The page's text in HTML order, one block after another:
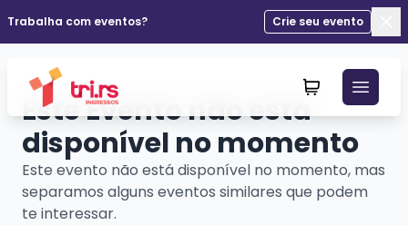
Trabalha com eventos?
Crie seu evento
Este Evento não está
disponível no momento
Este evento não está disponível no momento, mas
separamos alguns eventos similares que podem
te interessar.